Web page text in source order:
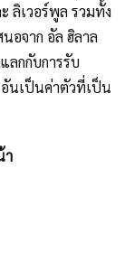
ลิเวอร์พูล รวมทั้ง
อจาก อัล ฮิลาล
ลกกับการรับ
นเป็นค่าตัวที่เป็น
า